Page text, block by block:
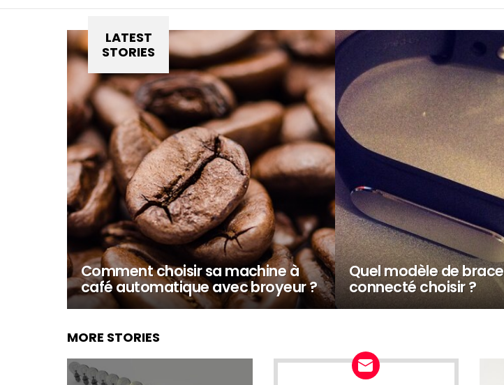
LATEST
STORIES
Comment choisir sa machine à
café automatique avec broyeur ?
Quel modèle de
connecté choisir ?
MORE STORIES